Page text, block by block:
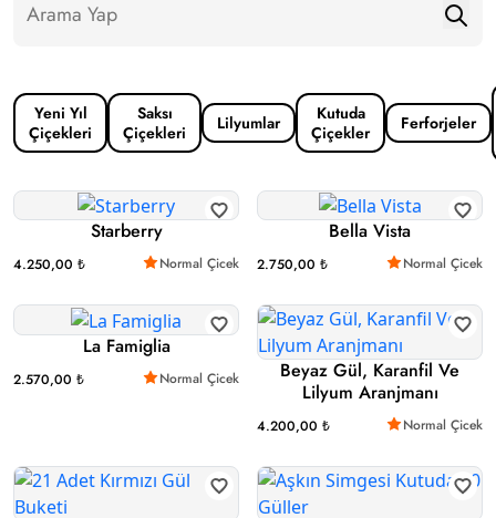
Yeni Yıl
Çiçekleri
Saksı
Çiçekleri
Lilyumlar
Kutuda
Çiçekler
Ferforjeler
Starberry
4.250,00 ₺ Normal Çicek
Bella Vista
2.750,00 ₺ Normal Çicek
La Famiglia
2.570,00 ₺ Normal Çicek
Beyaz Gül, Karanfil Ve
Lilyum Aranjmanı
4.200,00 ₺ Normal Çicek